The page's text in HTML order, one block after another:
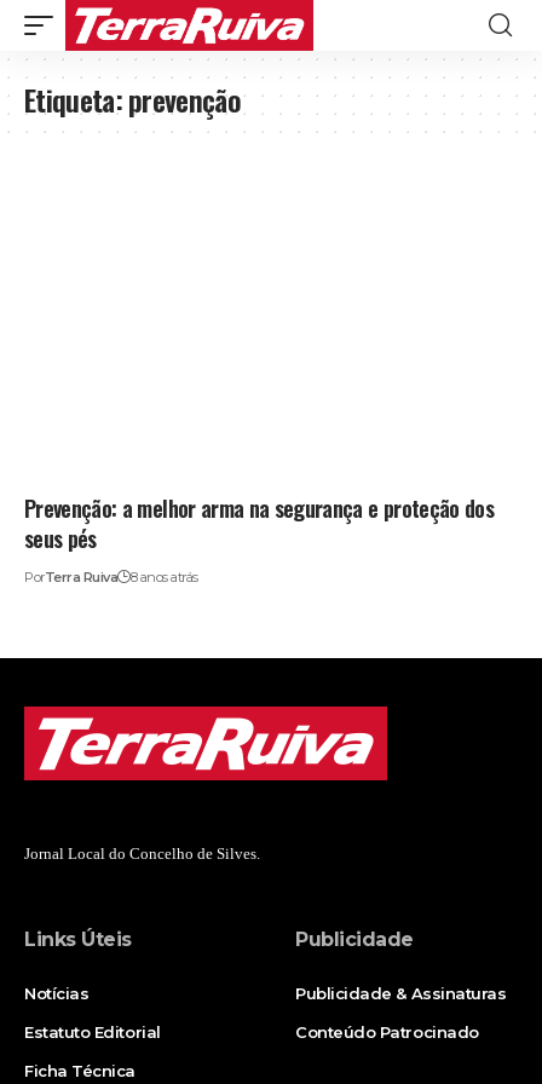
Etiqueta:prevenção
Prevenção: a melhor arma na segurança e proteção dos
seus pés
PorTerra Ruiva 8 anos atrás
Jornal Local do Concelho de Silves.
Links Úteis
Notícias
Estatuto Editorial
Ficha Técnica
Publicidade
Publicidade & Assinaturas
Conteúdo Patrocinado